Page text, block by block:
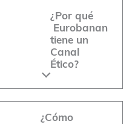
¿Por qué
Eurobanan
tiene un
Canal
Ético?
¿Cómo